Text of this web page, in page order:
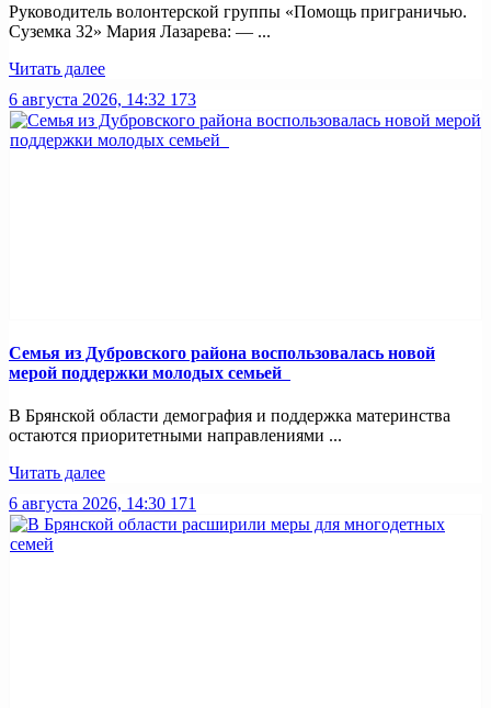
Руководитель волонтерской группы «Помощь приграничью.
Суземка 32» Мария Лазарева: — ...
Читать далее
6 августа 2026, 14:32 173
Семья из Дубровского района воспользовалась новой
мерой поддержки молодых семьей
В Брянской области демография и поддержка материнства
остаются приоритетными направлениями ...
Читать далее
6 августа 2026, 14:30 171